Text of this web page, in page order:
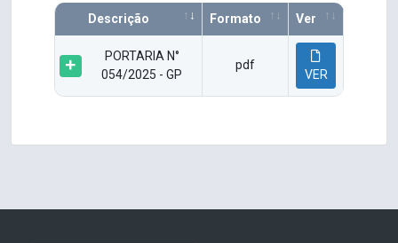
Descrição Formato Ver
PORTARIA N°
054/2025 - GP
pdf
VER